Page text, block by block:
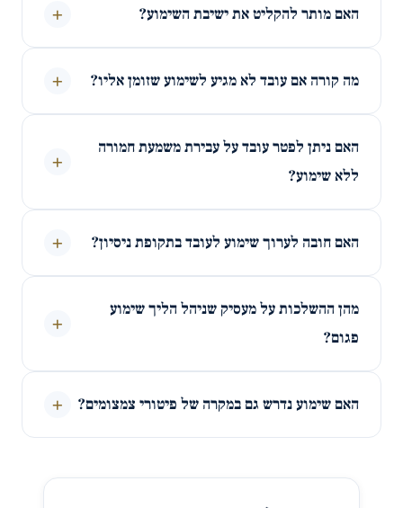
האם מותר להקליט את ישיבת השימוע? +
מה קורה אם עובד לא מגיע לשימוע שזומן אליו? +
האם ניתן לפטר עובד על עבירת משמעת חמורה
ללא שימוע?
+
האם חובה לערוך שימוע לעובד בתקופת ניסיון? +
מהן ההשלכות על מעסיק שניהל הליך שימוע
פגום?
+
האם שימוע נדרש גם במקרה של פיטורי צמצומים? +